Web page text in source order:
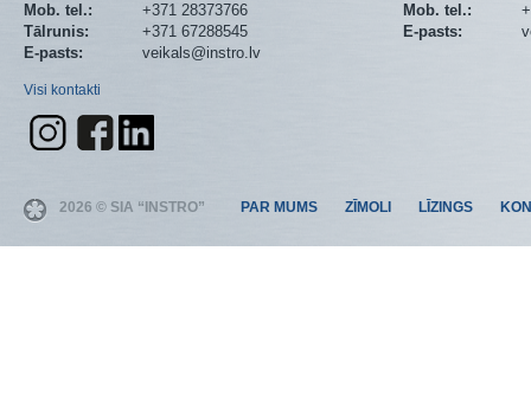
Mob. tel.:
+371 28373766
Tālrunis:
+371 67288545
E-pasts:
veikals@instro.lv
Visi kontakti
Mob. tel.:
E-pasts:
2026 © SIA “INSTRO” PAR MUMS ZĪMOLI LĪZINGS